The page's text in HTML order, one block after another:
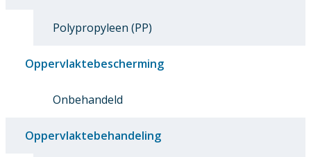
Polypropyleen (PP)
Oppervlaktebescherming
Onbehandeld
Oppervlaktebehandeling